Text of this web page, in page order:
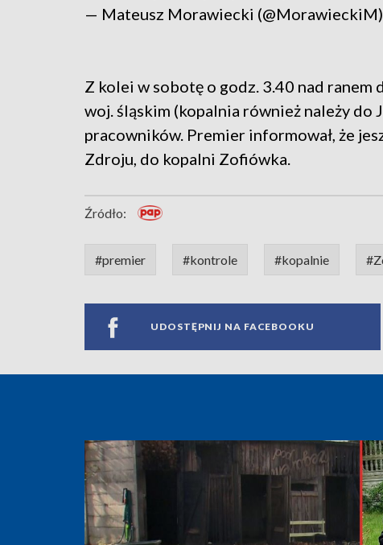
— Mateusz Morawiecki (@MorawieckiM)
Z kolei w sobotę o godz. 3.40 nad
woj. śląskim (kopalnia również należy do
pracowników. Premier informował, że
Zdroju, do kopalni Zofiówka.
Źródło:
#premier #kontrole #kopalnie
UDOSTĘPNIJ NA FACEBOOKU